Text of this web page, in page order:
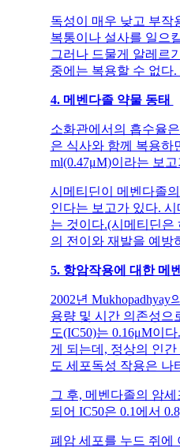
독성이 매우 낮고 부작
복통이나 설사를 일으
그러나 드물게 알레르
중에는 복용할 수 없다
4. 메벤다졸 약물 동태
소화관에서의 흡수율
은 식사와 함께 복용하
ml(0.47μM)이라는 보
시메티딘이 메벤다졸
인다는 보고가 있다.
는 것이다.(시메티딘은
의 전이와 재발을 예방
5. 항암작용에 대한 메
2002년
용량 및 시간 의존성으
도(IC50)는 0.16μM이
게 되는데, 정상의 인
도 세포독성 작용은 나
그 후, 메벤다졸의 암
되어 IC50은 0.1에서
폐암 세포를 누드 쥐에